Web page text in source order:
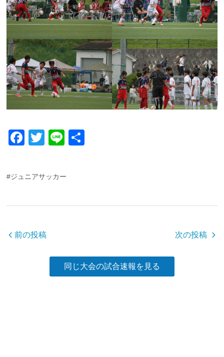
F
c
e
b
o
T
er
Li 共
#ジュニアサッカー
前の投稿 次の投稿
同じ大会の試合速報を見る